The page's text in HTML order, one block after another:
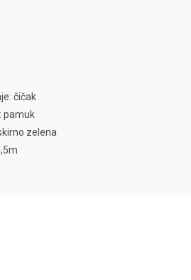
čičak
pamuk
zelena